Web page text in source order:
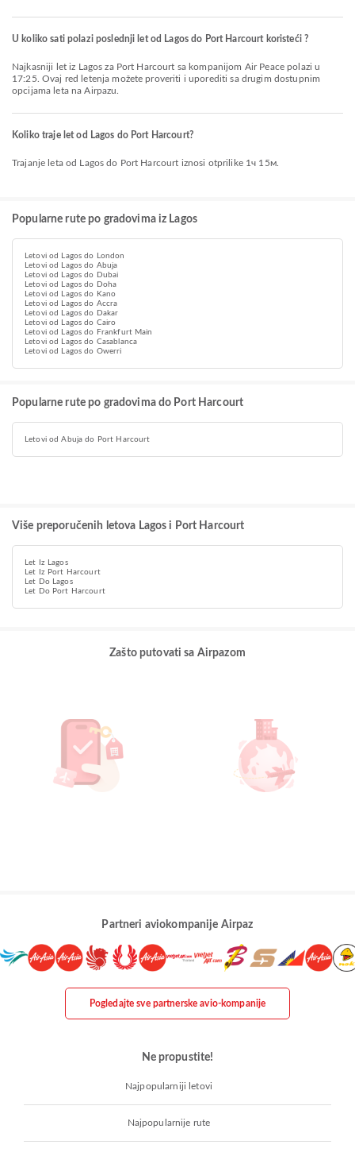
U koliko sati polazi poslednji let od Lagos do Port Harcourt koristeći ?
Najkasniji let iz Lagos za Port Harcourt sa kompanijom Air Peace polazi u
17:25. Ovaj red letenja možete proveriti i uporediti sa drugim dostupnim
opcijama leta na Airpazu.
Koliko traje let od Lagos do Port Harcourt?
Trajanje leta od Lagos do Port Harcourt iznosi otprilike 1ч 15м.
Popularne rute po gradovima iz Lagos
Letovi od Lagos do London
Letovi od Lagos do Abuja
Letovi od Lagos do Dubai
Letovi od Lagos do Doha
Letovi od Lagos do Kano
Letovi od Lagos do Accra
Letovi od Lagos do Dakar
Letovi od Lagos do Cairo
Letovi od Lagos do Frankfurt Main
Letovi od Lagos do Casablanca
Letovi od Lagos do Owerri
Popularne rute po gradovima do Port Harcourt
Letovi od Abuja do Port Harcourt
Više preporučenih letova Lagos i Port Harcourt
Let Iz Lagos
Let Iz Port Harcourt
Let Do Lagos
Let Do Port Harcourt
Zašto putovati sa Airpazom
Partneri aviokompanije Airpaz
Pogledajte sve partnerske avio-kompanije
Ne propustite!
Najpopularniji letovi
Najpopularnije rute